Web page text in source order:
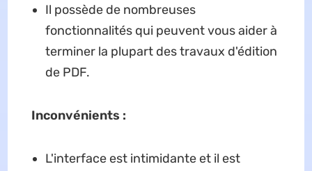
Il possède de nombreuses
fonctionnalités qui peuvent vous aider à
terminer la plupart des travaux d'édition
de PDF.
Inconvénients :
L'interface est intimidante et il est